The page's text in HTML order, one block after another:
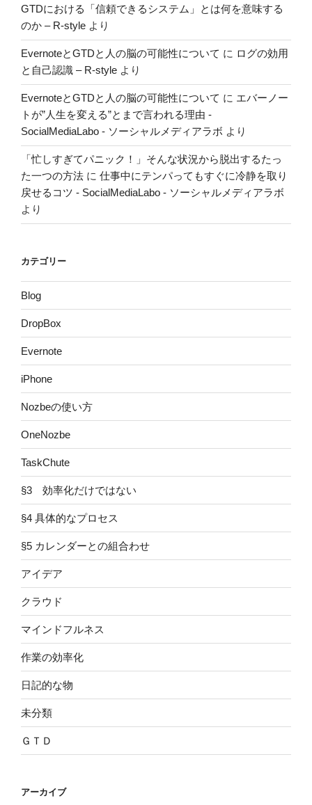
GTDにおける「信頼できるシステム」とは何を意味する
のか – R-style より
EvernoteとGTDと人の脳の可能性について に ログの効用
と自己認識 – R-style より
EvernoteとGTDと人の脳の可能性について に エバーノー
トが”人生を変える”とまで言われる理由 -
SocialMediaLabo - ソーシャルメディアラボ より
「忙しすぎてパニック！」そんな状況から脱出するたっ
た一つの方法 に 仕事中にテンパってもすぐに冷静を取り
戻せるコツ - SocialMediaLabo - ソーシャルメディアラボ
より
カテゴリー
Blog
DropBox
Evernote
iPhone
Nozbeの使い方
OneNozbe
TaskChute
§3 効率化だけではない
§4 具体的なプロセス
§5 カレンダーとの組合わせ
アイデア
クラウド
マインドフルネス
作業の効率化
日記的な物
未分類
ＧＴＤ
アーカイブ